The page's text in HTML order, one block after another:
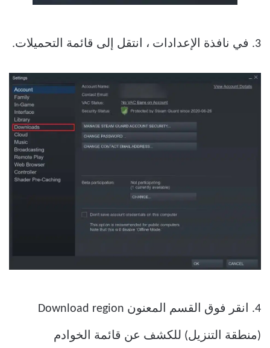
3. في نافذة الإعدادات ، انتقل إلى قائمة التحميلات.
4. انقر فوق القسم المعنون Download region
(منطقة التنزيل) للكشف عن قائمة الخوادم